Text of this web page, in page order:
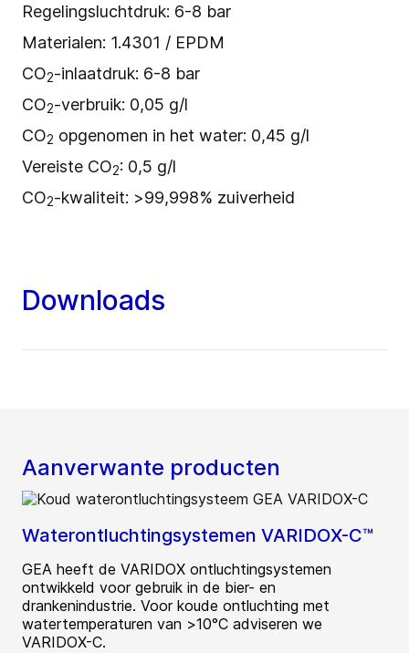
Regelingsluchtdruk: 6-8 bar
Materialen: 1.4301 / EPDM
CO2-inlaatdruk: 6-8 bar
CO2-verbruik: 0,05 g/l
CO2 opgenomen in het water: 0,45 g/l
Vereiste CO2: 0,5 g/l
CO2-kwaliteit: >99,998% zuiverheid
Downloads
Aanverwante producten
Waterontluchtingsystemen VARIDOX-C™
GEA heeft de VARIDOX ontluchtingsystemen
ontwikkeld voor gebruik in de bier- en
drankenindustrie. Voor koude ontluchting met
watertemperaturen van >10°C adviseren we
VARIDOX-C.